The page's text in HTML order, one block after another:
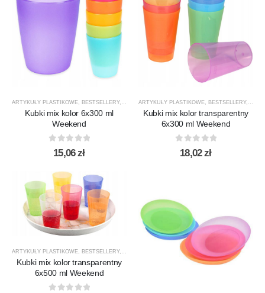
ARTYKUŁY PLASTIKOWE, BESTSELLERY, FILIŻANKI / KUBKI,PRODUCENCI,PRODUKTY,
Kubki mix kolor 6x300 ml
Weekend
out of 5
15,06zł
ARTYKUŁY PLASTIKOWE, BESTSELLERY,
Kubki mix kolor transparentny
6x300 ml Weekend
out of 5
18,02zł
ARTYKUŁY PLASTIKOWE BESTSELLERY, PRODUCENCI, PRODUKTY
Kubki mix kolor transparentny
6x500 ml Weekend